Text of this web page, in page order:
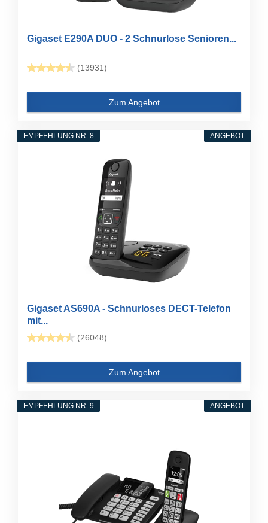
Gigaset E290A DUO - 2 Schnurlose Senioren...
(13931)
Zum Angebot
ANGEBOT
EMPFEHLUNG NR. 8
Gigaset AS690A - Schnurloses DECT-Telefon
mit...
(26048)
Zum Angebot
ANGEBOT
EMPFEHLUNG NR. 9